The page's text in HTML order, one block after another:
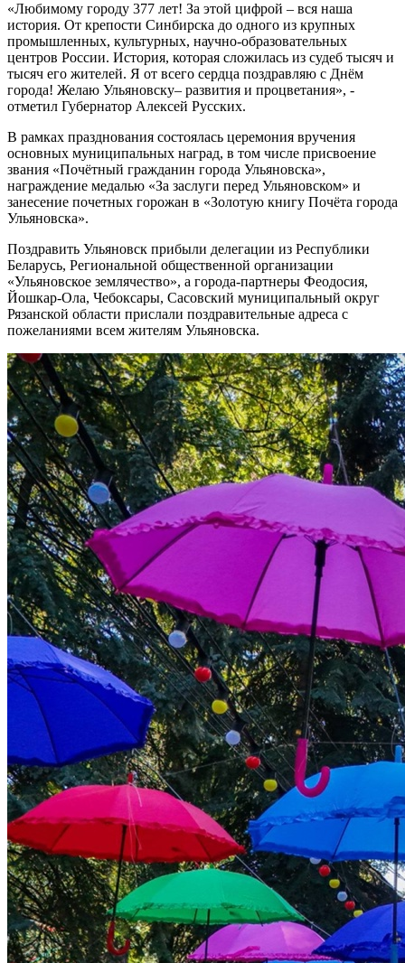
«Любимому городу 377 лет! За этой цифрой – вся наша
история. От крепости Синбирска до одного из крупных
промышленных, культурных, научно-образовательных
центров России. История, которая сложилась из судеб тысяч и
тысяч его жителей. Я от всего сердца поздравляю с Днём
города! Желаю Ульяновску– развития и процветания», -
отметил Губернатор Алексей Русских.
В рамках празднования состоялась церемония вручения
основных муниципальных наград, в том числе присвоение
звания «Почётный гражданин города Ульяновска»,
награждение медалью «За заслуги перед Ульяновском» и
занесение почетных горожан в «Золотую книгу Почёта города
Ульяновска».
Поздравить Ульяновск прибыли делегации из Республики
Беларусь, Региональной общественной организации
«Ульяновское землячество», а города-партнеры Феодосия,
Йошкар-Ола, Чебоксары, Сасовский муниципальный округ
Рязанской области прислали поздравительные адреса с
пожеланиями всем жителям Ульяновска.